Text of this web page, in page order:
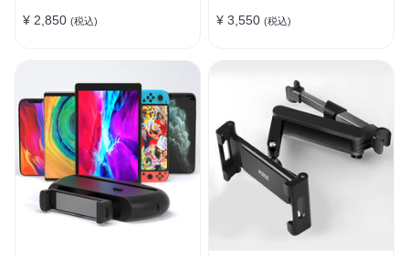
¥ 2,850 (税込) ¥ 3,550 (税込)